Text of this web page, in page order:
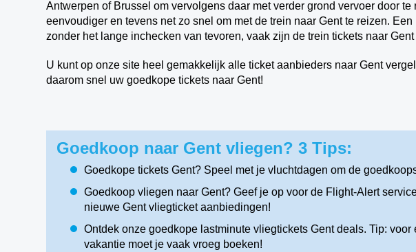
Antwerpen of Brussel om vervolgens daar met verder grond vervoer door te
eenvoudiger en tevens net zo snel om met de trein naar Gent te reizen.
zonder het lange inchecken van tevoren, vaak zijn de trein tickets naar
U kunt op onze site heel gemakkelijk alle ticket aanbieders naar Gent
daarom snel uw goedkope tickets naar Gent!
Goedkoop naar Gent vliegen? 3 Tips:
Goedkope tickets Gent? Speel met je vluchtdagen om de
Goedkoop vliegen naar Gent? Geef je op voor de Flight-Alert
nieuwe Gent vliegticket aanbiedingen!
Ontdek onze goedkope lastminute vliegtickets Gent deals. Tip:
vakantie moet je vaak vroeg boeken!